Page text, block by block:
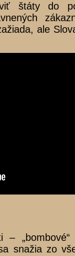
štáty do
ale
–
snažia zo